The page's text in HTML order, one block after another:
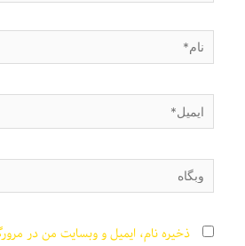
نام*
ایمیل*
وبگاه
ذخیره نام، ایمیل و وبسایت من در